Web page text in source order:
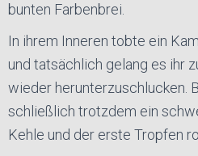
bunten Farbenbrei.
In ihrem Inneren tobte ein
und tatsächlich gelang es ihr
wieder herunterzuschlucken.
schließlich trotzdem ein
Kehle und der erste Tropfen